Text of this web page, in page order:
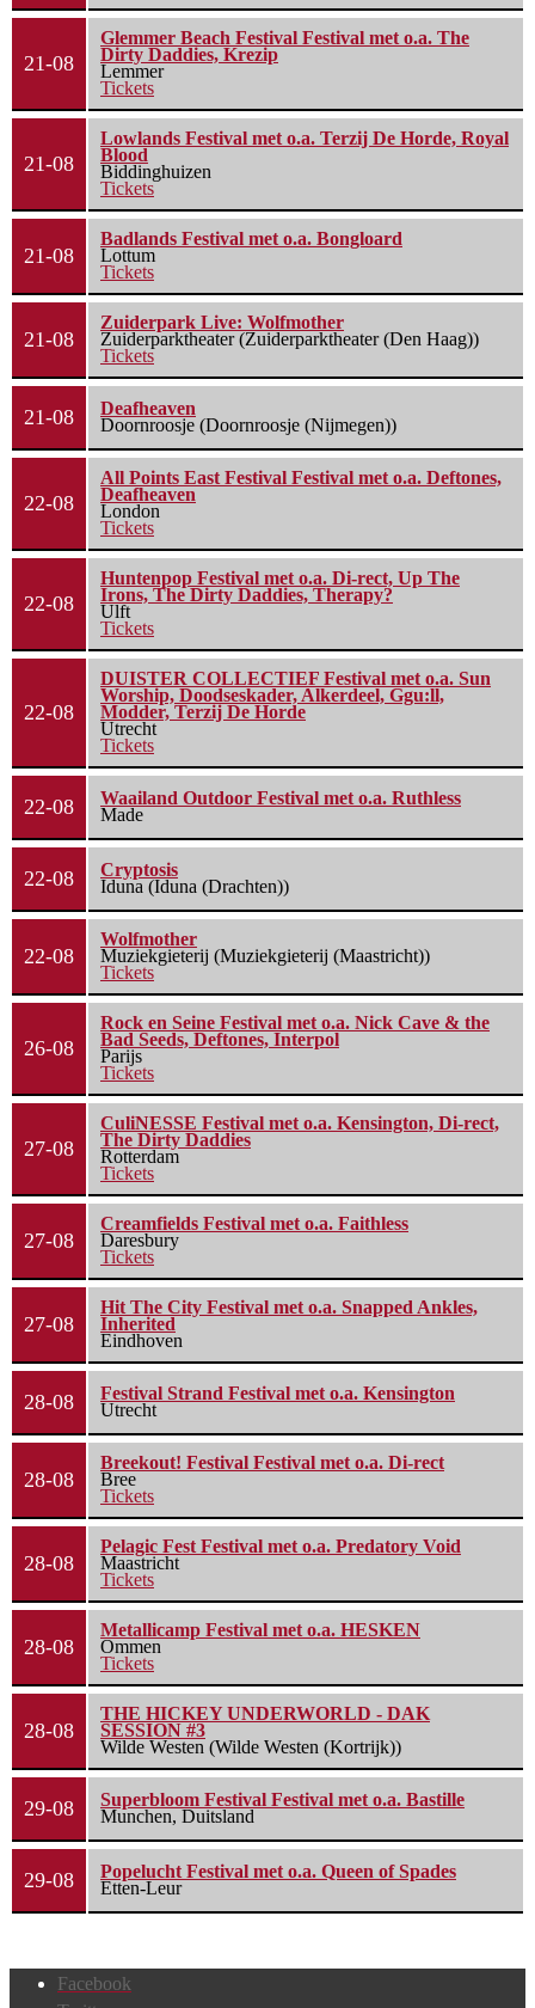
21-08
Glemmer Beach Festival Festival met o.a. The
Dirty Daddies, Krezip
Lemmer
Tickets
21-08
Lowlands Festival met o.a. Terzij De Horde, Royal
Blood
Biddinghuizen
Tickets
21-08
Badlands Festival met o.a. Bongloard
Lottum
Tickets
21-08
Zuiderpark Live: Wolfmother
Zuiderparktheater (Zuiderparktheater (Den Haag))
Tickets
21-08
Deafheaven
Doornroosje (Doornroosje (Nijmegen))
22-08
All Points East Festival Festival met o.a. Deftones,
Deafheaven
London
Tickets
22-08
Huntenpop Festival met o.a. Di-rect, Up The
Irons, The Dirty Daddies, Therapy?
Ulft
Tickets
22-08
DUISTER COLLECTIEF Festival met o.a. Sun
Worship, Doodseskader, Alkerdeel, Ggu:ll,
Modder, Terzij De Horde
Utrecht
Tickets
22-08
Waailand Outdoor Festival met o.a. Ruthless
Made
22-08
Cryptosis
Iduna (Iduna (Drachten))
22-08
Wolfmother
Muziekgieterij (Muziekgieterij (Maastricht))
Tickets
26-08
Rock en Seine Festival met o.a. Nick Cave & the
Bad Seeds, Deftones, Interpol
Parijs
Tickets
27-08
CuliNESSE Festival met o.a. Kensington, Di-rect,
The Dirty Daddies
Rotterdam
Tickets
27-08
Creamfields Festival met o.a. Faithless
Daresbury
Tickets
27-08
Hit The City Festival met o.a. Snapped Ankles,
Inherited
Eindhoven
28-08
Festival Strand Festival met o.a. Kensington
Utrecht
28-08
Breekout! Festival Festival met o.a. Di-rect
Bree
Tickets
28-08
Pelagic Fest Festival met o.a. Predatory Void
Maastricht
Tickets
28-08
Metallicamp Festival met o.a. HESKEN
Ommen
Tickets
28-08
THE HICKEY UNDERWORLD - DAK
SESSION #3
Wilde Westen (Wilde Westen (Kortrijk))
29-08
Superbloom Festival Festival met o.a. Bastille
Munchen, Duitsland
29-08
Popelucht Festival met o.a. Queen of Spades
Etten-Leur
Facebook